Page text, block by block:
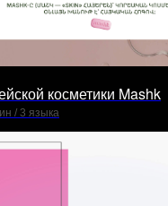
косметики Mashk
/ 3 языка